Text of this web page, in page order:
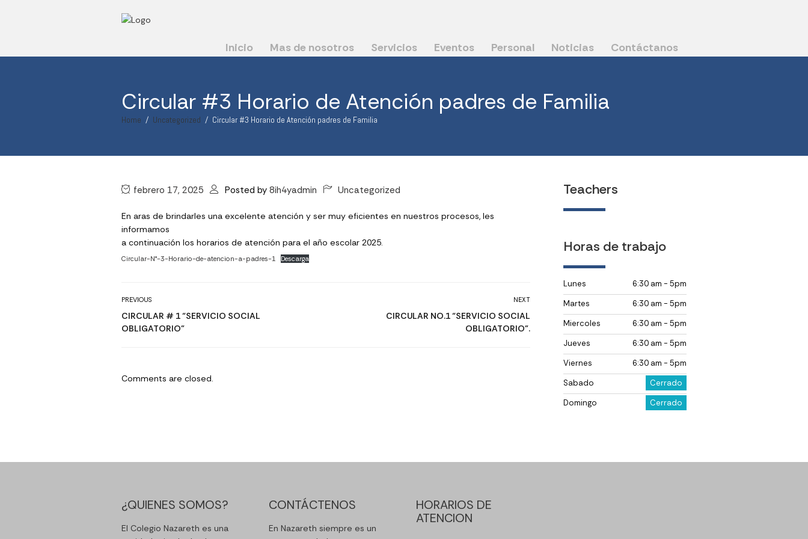
Inicio Mas de nosotros Servicios Eventos Personal Noticias Contáctanos
Circular #3 Horario de Atención padres de Familia
Home Uncategorized Circular #3 Horario de Atención padres de Familia
febrero 17, 2025 Posted by 8ih4yadmin Uncategorized
En aras de brindarles una excelente atención y ser muy eficientes en nuestros procesos, les
informamos
a continuación los horarios de atención para el año escolar 2025.
Circular-N°-3-Horario-de-atencion-a-padres-1 Descarga
PREVIOUS
CIRCULAR # 1 “SERVICIO SOCIAL
OBLIGATORIO”
NEXT
CIRCULAR NO.1 “SERVICIO SOCIAL
OBLIGATORIO”.
Comments are closed.
Teachers
Horas de trabajo
Lunes
6:30 am - 5pm
Martes
6:30 am - 5pm
Miercoles
6:30 am - 5pm
Jueves
6:30 am - 5pm
Viernes
6:30 am - 5pm
Sabado
Cerrado
Domingo
Cerrado
¿QUIENES SOMOS?
El Colegio Nazareth es una
CONTÁCTENOS
En Nazareth siempre es un
HORARIOS DE
ATENCION